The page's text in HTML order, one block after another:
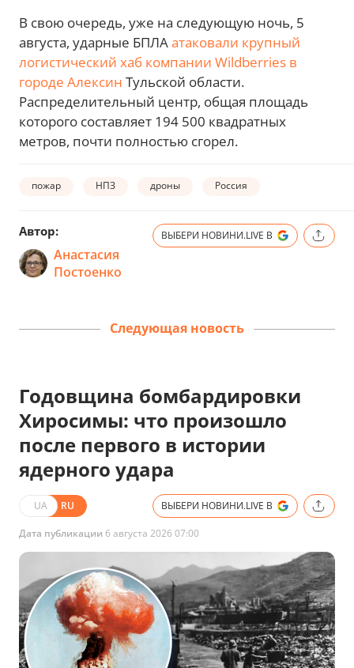
В свою очередь, уже на следующую ночь, 5
августа, ударные БПЛАатаковали крупный
логистический хаб компании Wildberries в
городе Алексин Тульской области.
Распределительный центр, общая площадь
которого составляет 194 500 квадратных
метров, почти полностью сгорел.
пожар НПЗ дроны Россия
Автор:
Анастасия
Постоенко
ВЫБЕРИ НОВИНИ.LIVE В
Следующая новость
Годовщина бомбардировки
Хиросимы: что произошло
после первого в истории
ядерного удара
UA RU ВЫБЕРИ НОВИНИ.LIVE В
Дата публикации 6 августа 2026 07:00